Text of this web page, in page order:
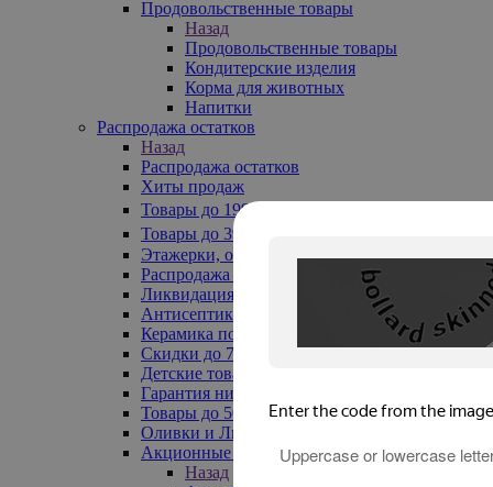
Продовольственные товары
Назад
Продовольственные товары
Кондитерские изделия
Корма для животных
Напитки
Распродажа остатков
Назад
Распродажа остатков
Хиты продаж
Товары до 199₽
Товары до 399₽
Этажерки, обувницы
Распродажа текстиля до -50%
Ликвидация до -70%
Антисептики
Керамика по 129 руб
Скидки до 70%
Детские товары
Гарантия низкой цены
Товары до 500 руб
Оливки и Лимоны
Акционные товары
Назад